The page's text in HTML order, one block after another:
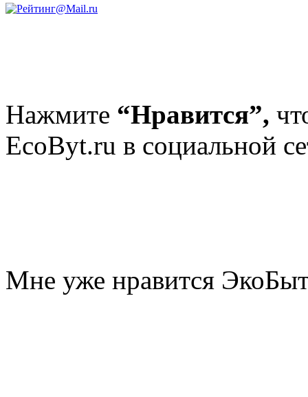
Нажмите “Нравится”,
EcoByt.ru в социальной
Мне уже нравится